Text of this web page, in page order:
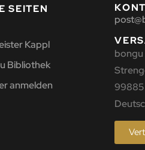
SEITEN
Kappl
Bibliothek
anmelden